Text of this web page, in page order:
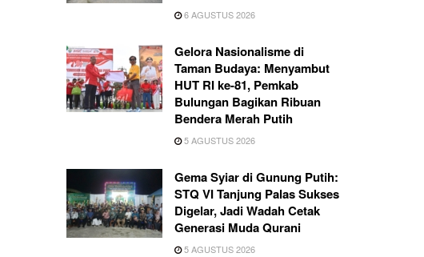
6 AGUSTUS 2026
Gelora Nasionalisme di
Taman Budaya: Menyambut
HUT RI ke-81, Pemkab
Bulungan Bagikan Ribuan
Bendera Merah Putih
5 AGUSTUS 2026
Gema Syiar di Gunung Putih:
STQ VI Tanjung Palas Sukses
Digelar, Jadi Wadah Cetak
Generasi Muda Qurani
5 AGUSTUS 2026